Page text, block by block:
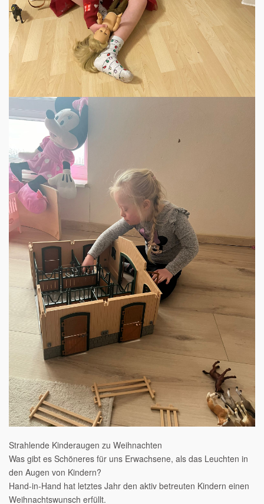
Strahlende Kinderaugen zu Weihnachten
Was gibt es Schöneres für uns Erwachsene, als das Leuchten in
den Augen von Kindern?
Hand-in-Hand hat letztes Jahr den aktiv betreuten Kindern einen
Weihnachtswunsch erfüllt.